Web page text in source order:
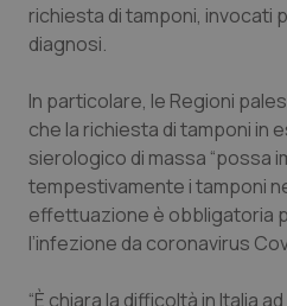
Piemonte
Provincia Autonoma
Puglia
Sardegna
HIV
Ipertensione &
Malattie rare
Malattia di Crohn &
richiesta di tamponi, invocati
diagnosi.
In particolare, le Regioni
che la richiesta di tamponi in
sierologico di massa “possa
tempestivamente i tamponi
effettuazione è obbligatoria
l’infezione da coronavirus
“È chiara la difficoltà in Italia